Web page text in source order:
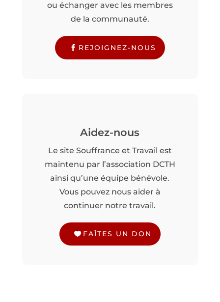
ou échanger avec les membres
de la communauté.
REJOIGNEZ-NOUS
Aidez-nous
Le site Souffrance et Travail est
maintenu par l’association DCTH
ainsi qu’une équipe bénévole.
Vous pouvez nous aider à
continuer notre travail.
FAÎTES UN DON